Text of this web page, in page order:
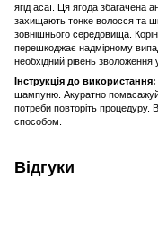
ягід асаї. Ця ягода збагачена
захищають тонке волосся та
зовнішнього середовища.
перешкоджає надмірному
необхідний рівень
Інструкція до використання:
шампуню. Акуратно
потреби повторіть процедуру.
способом.
Відгуки